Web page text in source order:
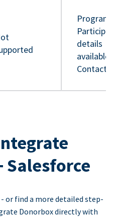
Program
details
available
Contact
Salesforce
or find a more detailed step-
Donorbox directly with